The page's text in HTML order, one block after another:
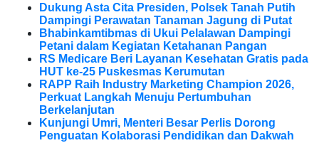
Dukung Asta Cita Presiden, Polsek Tanah Putih
Dampingi Perawatan Tanaman Jagung di Putat
Bhabinkamtibmas di Ukui Pelalawan Dampingi
Petani dalam Kegiatan Ketahanan Pangan
RS Medicare Beri Layanan Kesehatan Gratis pada
HUT ke-25 Puskesmas Kerumutan
RAPP Raih Industry Marketing Champion 2026,
Perkuat Langkah Menuju Pertumbuhan
Berkelanjutan
Kunjungi Umri, Menteri Besar Perlis Dorong
Penguatan Kolaborasi Pendidikan dan Dakwah